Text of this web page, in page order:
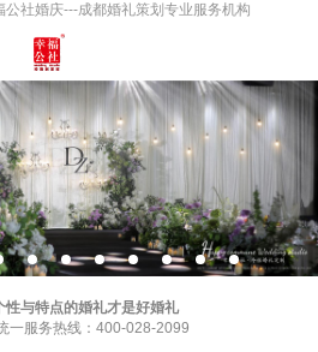
公社婚庆---成都婚礼策划专业服务机构
性与特点的婚礼才是好婚礼
一服务热线：400-028-2099